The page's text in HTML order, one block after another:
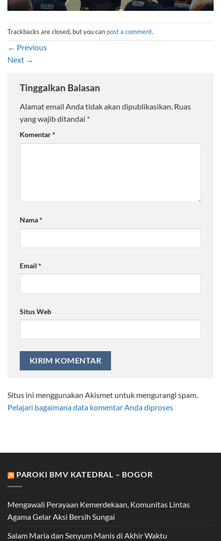
Trackbacks are closed, but you can post a comment.
← Previous
Next →
Tinggalkan Balasan
Alamat email Anda tidak akan dipublikasikan. Ruas
yang wajib ditandai *
Komentar*
Nama*
Email *
Situs Web
Situs ini menggunakan Akismet untuk mengurangi spam.
Pelajari bagaimana data komentar Anda diproses
PAROKI BMV KATEDRAL – BOGOR
Mengawali Perayaan Kemerdekaan, Komunitas Lintas
Agama Gelar Aksi Bersih Sungai
Salam Maria dan Senyum Manis di Akhir Waktu